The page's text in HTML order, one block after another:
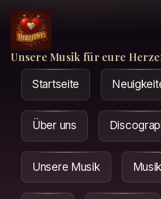
Unsere Musik für eure
Startseite
Über uns
Unsere Musik